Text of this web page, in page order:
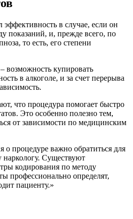
в случае, если он
показаний, и, прежде всего, по
то есть, его степени
возможность купировать
в алкоголе, и за счет перерыва
что процедура помогает быстро
Это особенно полезно тем,
от зависимости по медицинским
процедуре важно обратиться для
наркологу. Существуют
кодирования по методу
профессионально определят,
пациенту.»